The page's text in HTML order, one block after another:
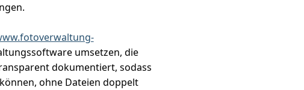
umsetzen, die
dokumentiert, sodass
ohne Dateien doppelt